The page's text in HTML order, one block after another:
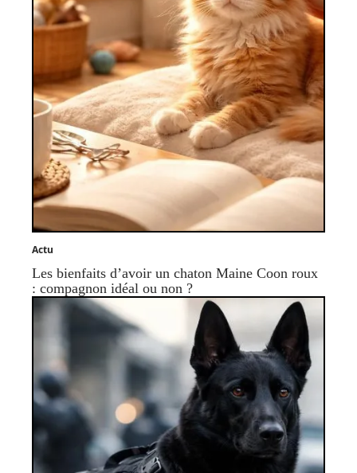
Actu
Les bienfaits d’avoir un chaton Maine Coon roux
: compagnon idéal ou non ?